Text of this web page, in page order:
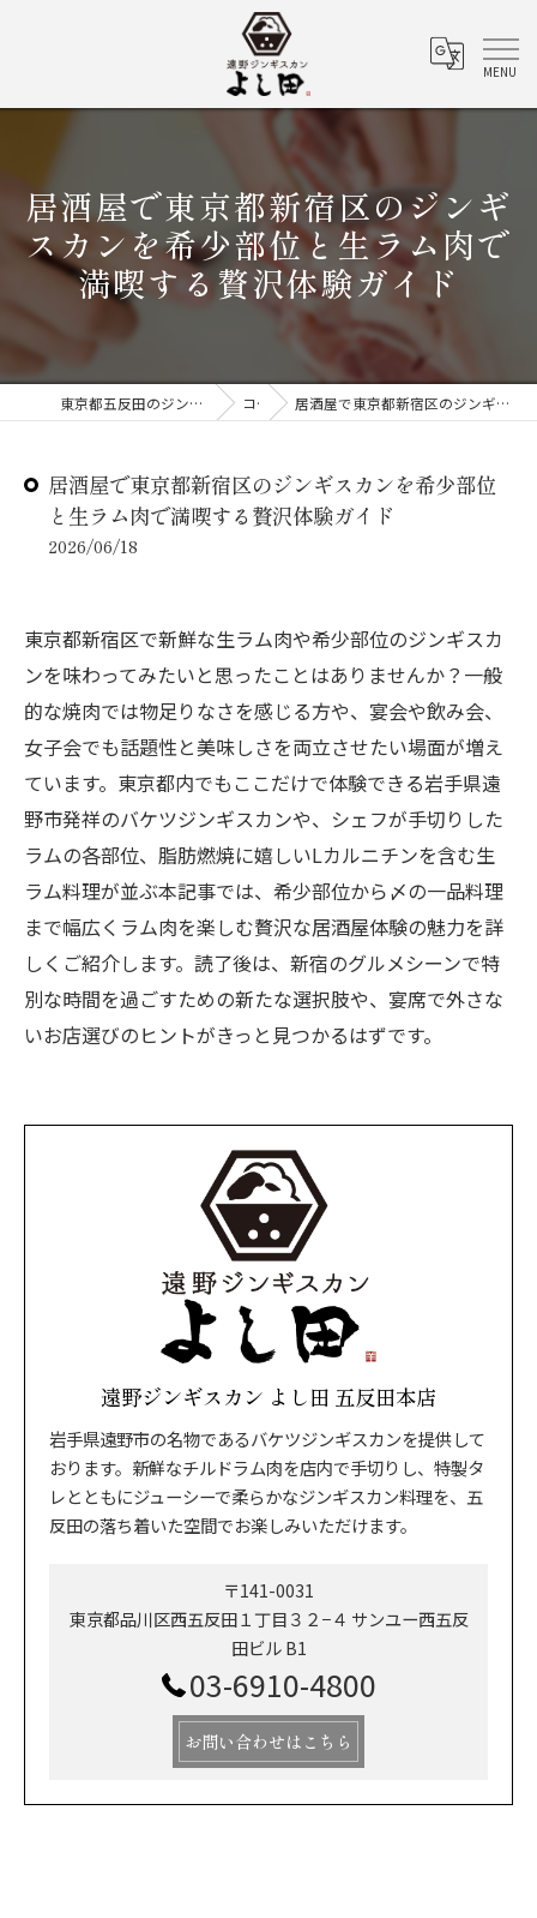
居酒屋で東京都新宿区のジンギ
スカンを希少部位と生ラム肉で
満喫する贅沢体験ガイド
東京都五反田のジンギスカンなら遠野ジンギスカン よし田 コラム 居酒屋で東京都新宿区のジンギスカンを希少部位と生ラム肉で満喫する贅沢体験ガイド
居酒屋で東京都新宿区のジンギスカンを希少部位
と生ラム肉で満喫する贅沢体験ガイド
2026/06/18
東京都新宿区で新鮮な生ラム肉や希少部位のジンギスカ
ンを味わってみたいと思ったことはありませんか？一般
的な焼肉では物足りなさを感じる方や、宴会や飲み会、
女子会でも話題性と美味しさを両立させたい場面が増え
ています。東京都内でもここだけで体験できる岩手県遠
野市発祥のバケツジンギスカンや、シェフが手切りした
ラムの各部位、脂肪燃焼に嬉しいLカルニチンを含む生
ラム料理が並ぶ本記事では、希少部位から〆の一品料理
まで幅広くラム肉を楽しむ贅沢な居酒屋体験の魅力を詳
しくご紹介します。読了後は、新宿のグルメシーンで特
別な時間を過ごすための新たな選択肢や、宴席で外さな
いお店選びのヒントがきっと見つかるはずです。
遠野ジンギスカン よし田 五反田本店
岩手県遠野市の名物であるバケツジンギスカンを提供して
おります。新鮮なチルドラム肉を店内で手切りし、特製タ
レとともにジューシーで柔らかなジンギスカン料理を、五
反田の落ち着いた空間でお楽しみいただけます。
〒141-0031
東京都品川区西五反田１丁目３２−４ サンユー西五反
田ビル B1
03-6910-4800
お問い合わせはこちら